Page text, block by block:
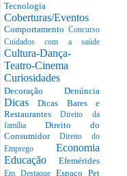
Tecnologia
Coberturas/Eventos
Comportamento Concurso
Cuidados com a saúde
Cultura-Dança-
Teatro-Cinema
Curiosidades
Decoração Denúncia
DicasDicas Bares e
RestaurantesDireito da
família Direito do
Consumidor Direito do
Emprego Economia
Educação Efemérides
Em Destaque Espaço Pet